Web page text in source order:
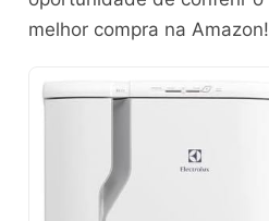
melhor compra na Amazon!